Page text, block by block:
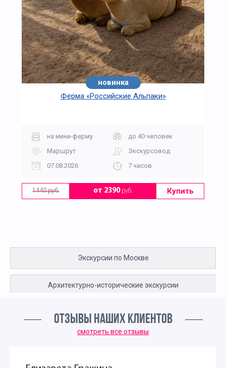
новинка
Ферма «Российские Альпаки»
на мини-ферму
до 40 человек
Маршрут
Экскурсовод
07.08.2026
7 часов
1440 руб. от 2390руб. Купить
Экскурсии по Москве
Архитектурно-исторические экскурсии
ОТЗЫВЫ НАШИХ КЛИЕНТОВ
смотреть все отзывы